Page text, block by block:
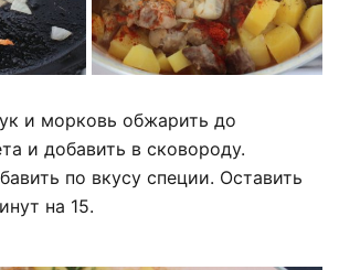
и морковь обжарить до
и добавить в сковороду.
по вкусу специи. Оставить
на 15.